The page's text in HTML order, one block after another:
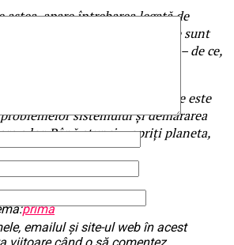
apare întrebarea legată de
Ecaterina Andronescu care fie sunt
se petrece și o sfătuiesc greșit – de ce,
ar fi corectă, unica soluție este
sistemului și demararea
a lor. Până atunci… opriți planeta,
prima
emailul și site-ul web în acest